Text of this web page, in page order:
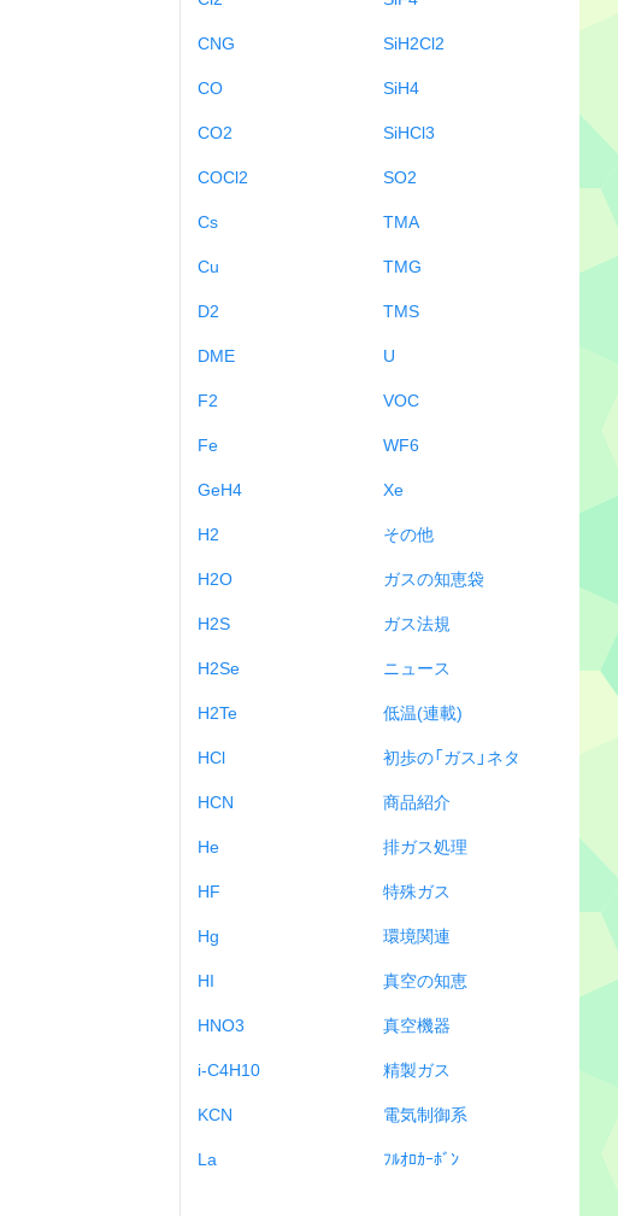
CNG
CO
CO2
COCl2
Cs
Cu
D2
DME
F2
Fe
GeH4
H2
H2O
H2S
H2Se
H2Te
HCl
HCN
He
HF
Hg
HI
HNO3
i-C4H10
KCN
La
SiH2Cl2
SiH4
SiHCl3
SO2
TMA
TMG
TMS
U
VOC
WF6
Xe
その他
ガスの知恵袋
ガス法規
ニュース
低温(連載)
初歩の「ガス」ネタ
商品紹介
排ガス処理
特殊ガス
環境関連
真空の知恵
真空機器
精製ガス
電気制御系
ﾌﾙｵﾛｶｰﾎﾞﾝ